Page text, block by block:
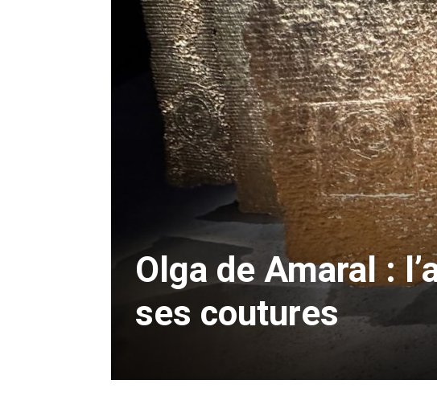
Olga de Amaral :
ses coutures